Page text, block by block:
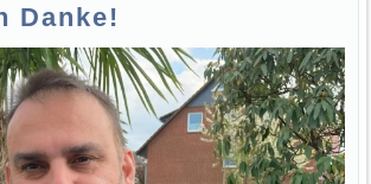
Danke!